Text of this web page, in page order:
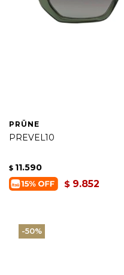
PRÜNE
PREVEL10
$ 11.590
$ 9.852
50